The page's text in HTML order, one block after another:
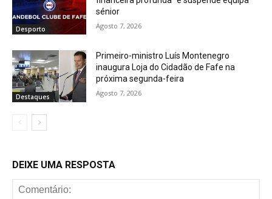
Desporto
sénior
Agosto 7, 2026
Destaques
Primeiro-ministro Luís Montenegro
inaugura Loja do Cidadão de Fafe na
próxima segunda-feira
Agosto 7, 2026
DEIXE UMA RESPOSTA